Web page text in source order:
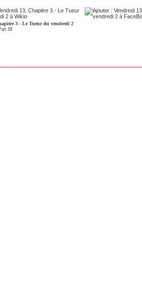
3 - Le Tueur du vendredi 2
III